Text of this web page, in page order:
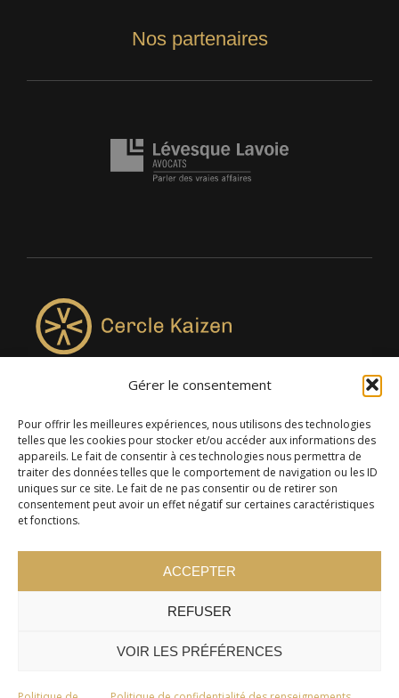
Gérer le consentement
Pour offrir les meilleures expériences, nous utilisons des technologies
telles que les cookies pour stocker et/ou accéder aux informations des
appareils. Le fait de consentir à ces technologies nous permettra de
traiter des données telles que le comportement de navigation ou les ID
uniques sur ce site. Le fait de ne pas consentir ou de retirer son
consentement peut avoir un effet négatif sur certaines caractéristiques
et fonctions.
ACCEPTER
REFUSER
VOIR LES PRÉFÉRENCES
Nos partenaires
4957, rue Lionel-Groulx, bureau 819, Saint-Augustin-de-
Desmaures QC G3A 0M7
© 2024 Cercle Kaizen. Tous droits réservés -